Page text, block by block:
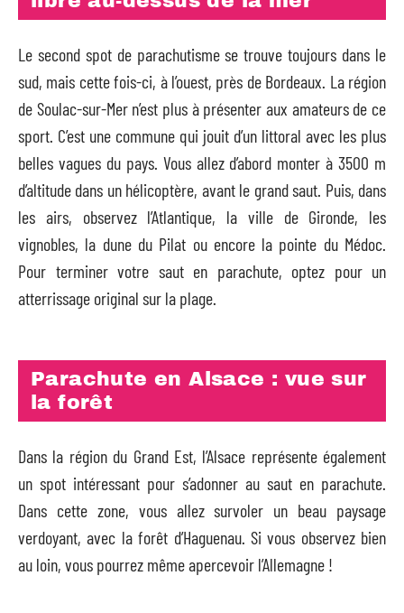
Le second spot de parachutisme se trouve toujours dans le
sud, mais cette fois-ci, à l’ouest, près de Bordeaux. La région
de Soulac-sur-Mer n’est plus à présenter aux amateurs de ce
sport. C’est une commune qui jouit d’un littoral avec les plus
belles vagues du pays. Vous allez d’abord monter à 3500 m
d’altitude dans un hélicoptère, avant le grand saut. Puis, dans
les airs, observez l’Atlantique, la ville de Gironde, les
vignobles, la dune du Pilat ou encore la pointe du Médoc.
Pour terminer votre saut en parachute, optez pour un
atterrissage original sur la plage.
Parachute en Alsace : vue sur
la forêt
Dans la région du Grand Est, l’Alsace représente également
un spot intéressant pour s’adonner au saut en parachute.
Dans cette zone, vous allez survoler un beau paysage
verdoyant, avec la forêt d’Haguenau. Si vous observez bien
au loin, vous pourrez même apercevoir l’Allemagne !